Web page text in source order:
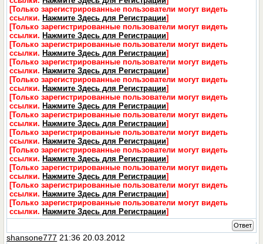
[Только зарегистрированные пользователи могут видеть
ссылки. Нажмите Здесь для Регистрации]
[Только зарегистрированные пользователи могут видеть
ссылки. Нажмите Здесь для Регистрации]
[Только зарегистрированные пользователи могут видеть
ссылки. Нажмите Здесь для Регистрации]
[Только зарегистрированные пользователи могут видеть
ссылки. Нажмите Здесь для Регистрации]
[Только зарегистрированные пользователи могут видеть
ссылки. Нажмите Здесь для Регистрации]
[Только зарегистрированные пользователи могут видеть
ссылки. Нажмите Здесь для Регистрации]
[Только зарегистрированные пользователи могут видеть
ссылки. Нажмите Здесь для Регистрации]
[Только зарегистрированные пользователи могут видеть
ссылки. Нажмите Здесь для Регистрации]
[Только зарегистрированные пользователи могут видеть
ссылки. Нажмите Здесь для Регистрации]
[Только зарегистрированные пользователи могут видеть
ссылки. Нажмите Здесь для Регистрации]
[Только зарегистрированные пользователи могут видеть
ссылки. Нажмите Здесь для Регистрации]
[Только зарегистрированные пользователи могут видеть
ссылки. Нажмите Здесь для Регистрации]
Ответ
shansone777 21:36 20.03.2012